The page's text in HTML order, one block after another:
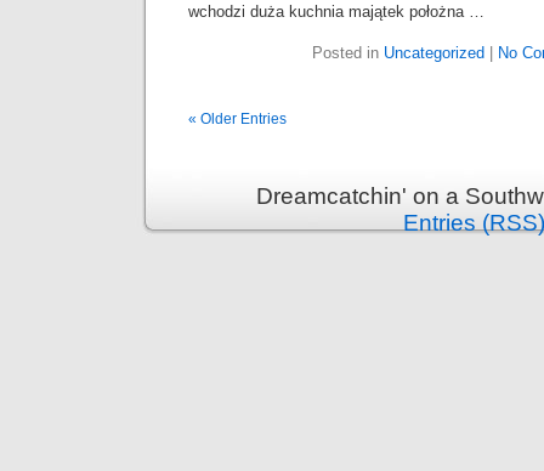
wchodzi duża kuchnia majątek położna …
Posted in Uncategorized No
« Older Entries
Dreamcatchin' on a
Entries (RSS)